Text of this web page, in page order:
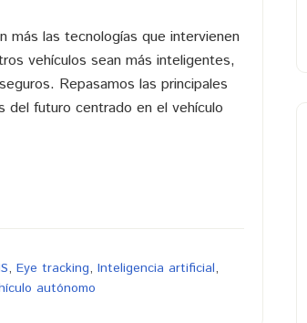
más las tecnologías que intervienen
vehículos sean más inteligentes,
Repasamos las principales
del futuro centrado en el vehículo
, Eye tracking, Inteligencia artificial,
autónomo